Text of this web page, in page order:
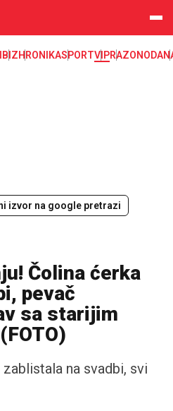
BIZHRONIKASPORTVIPRAZONODA
izvor na google pretrazi
Čolina ćerka
pevač
sa starijim
na svadbi, svi